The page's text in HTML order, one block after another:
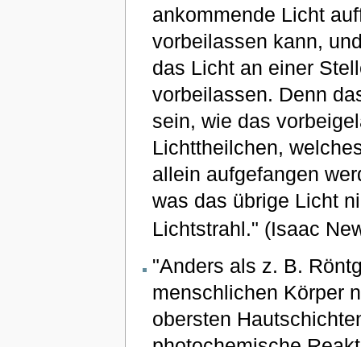
ankommende Licht
vorbeilassen kann,
das Licht an einer
vorbeilassen. Denn
sein, wie das
Lichttheilchen,
allein aufgefangen
was das übrige Licht
Lichtstrahl." (Isaac
"Anders als z. B.
menschlichen Körper
obersten